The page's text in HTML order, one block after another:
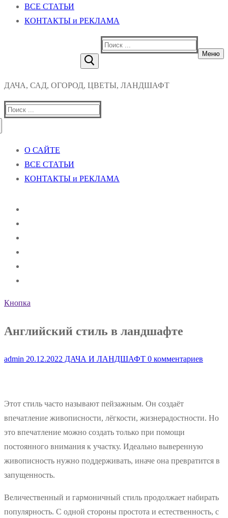
ВСЕ СТАТЬИ
КОНТАКТЫ и РЕКЛАМА
Найти:
Меню
ДАЧА, САД, ОГОРОД, ЦВЕТЫ, ЛАНДШАФТ
Найти:
О САЙТЕ
ВСЕ СТАТЬИ
КОНТАКТЫ и РЕКЛАМА
Кнопка
Английский стиль в ландшафте
admin 20.12.2022 ДАЧА И ЛАНДШАФТ 0 комментариев
Этот стиль часто называют пейзажным. Он создаёт
впечатление живописности, лёгкости, жизнерадостности. Но
это впечатление можно создать только при помощи
постоянного внимания к участку. Идеально выверенную
живописность нужно поддерживать, иначе она превратится в
запущенность.
Величественный и гармоничный стиль продолжает набирать
популярность. С одной стороны простота и естественность, с